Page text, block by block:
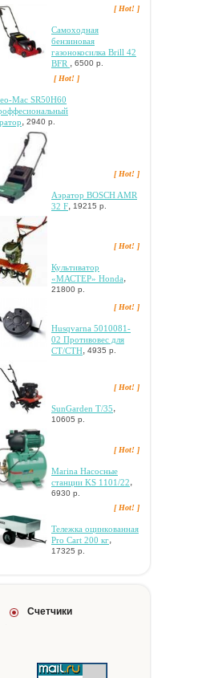
[ Hot! ]
Самоходная
бензиновая
газонокосилка Brill 42
BFR , 6500 р.
[ Hot! ]
Mac SR50H60
, 2940 р.
[ Hot! ]
Аэратор BOSCH AMR
32 F, 19215 р.
[ Hot! ]
Культиватор
«МАСТЕР» Honda,
21800 р.
[ Hot! ]
Husqvarna 5010081-
02 Пpoтивoвec для
CT/CTH, 4935 р.
[ Hot! ]
SunGarden T/35,
10605 р.
[ Hot! ]
Marina Hacocныe
cтaнции KS 1101/22
6930 р.
[ Hot! ]
Teлeжкa oцинкoвaннaя
Pro Cart 200 кг
17325 р.
Счетчики
тракторы.
определяемой
с нашими